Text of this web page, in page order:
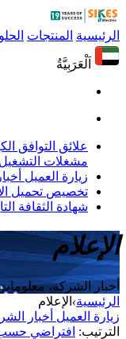
الرئيسية المنتجات
اَلْعَرَبِيَّةُ
علائق التوافق
مشغلات التشغيل
زيارة العميل
تخصيص تحميل
شهادة الثقافة
الإعلام
أخبار الشركة،
الرئيسية› الإعلام
زيارة العميل أخبار
الترتيب: افتراضي حسب